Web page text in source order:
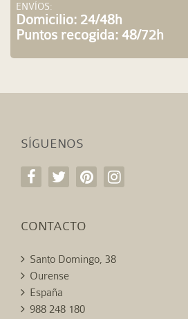
ENVÍOS:
Domicilio: 24/48h
Puntos recogida: 48/72h
SÍGUENOS
CONTACTO
Santo Domingo, 38
Ourense
España
988 248 180